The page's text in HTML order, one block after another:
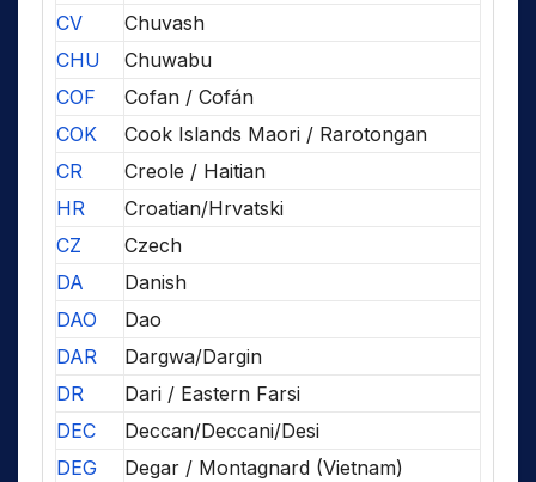
CV
Chuvash
CHU
Chuwabu
COF
Cofan / Cofán
COK
Cook Islands Maori / Rarotongan
CR
Creole / Haitian
HR
Croatian/Hrvatski
CZ
Czech
DA
Danish
DAO
Dao
DAR
Dargwa/Dargin
DR
Dari / Eastern Farsi
DEC
Deccan/Deccani/Desi
DEG
Degar / Montagnard (Vietnam)